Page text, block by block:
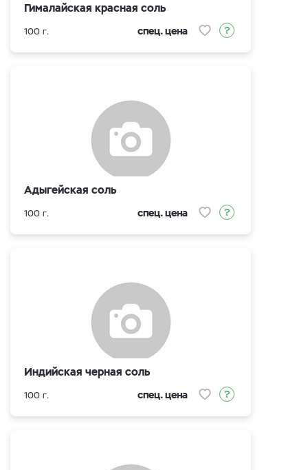
Гималайская красная соль
100 г. спец. цена
Адыгейская соль
100 г. спец. цена
Индийская черная соль
100 г. спец. цена